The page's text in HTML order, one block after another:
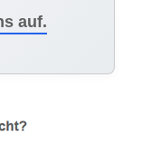
auf.